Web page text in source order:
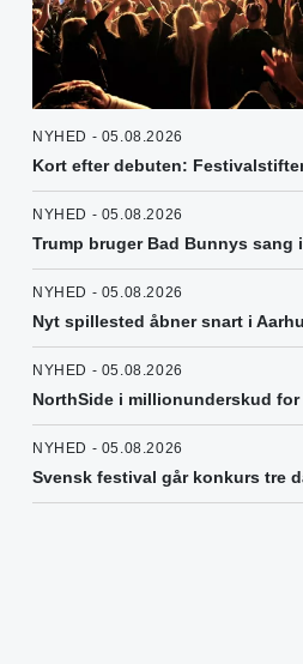
NYHED - 05.08.2026
Kort efter debuten:
NYHED - 05.08.2026
Trump bruger Bad Bunnys sang
NYHED - 05.08.2026
Nyt spillested åbner snart i
NYHED - 05.08.2026
NorthSide i millionunderskud
NYHED - 05.08.2026
Svensk festival går konkurs tre